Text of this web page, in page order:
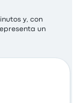
y, con
un